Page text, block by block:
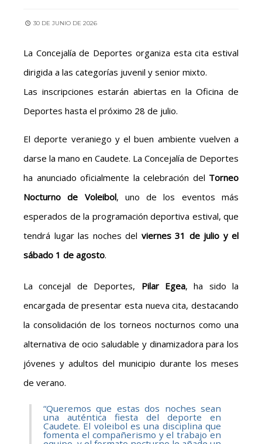
30 DE JUNIO DE 2026
La Concejalía de Deportes organiza esta cita estival
dirigida a las categorías juvenil y senior mixto.
Las inscripciones estarán abiertas en la Oficina de
Deportes hasta el próximo 28 de julio.
El deporte veraniego y el buen ambiente vuelven a
darse la mano en Caudete. La Concejalía de Deportes
ha anunciado oficialmente la celebración del Torneo
Nocturno de Voleibol, uno de los eventos más
esperados de la programación deportiva estival, que
tendrá lugar las noches del viernes 31 de julio y el
sábado 1 de agosto.
La concejal de Deportes, Pilar Egea, ha sido la
encargada de presentar esta nueva cita, destacando
la consolidación de los torneos nocturnos como una
alternativa de ocio saludable y dinamizadora para los
jóvenes y adultos del municipio durante los meses
de verano.
“Queremos que estas dos noches sean
una auténtica fiesta del deporte en
Caudete. El voleibol es una disciplina que
fomenta el compañerismo y el trabajo en